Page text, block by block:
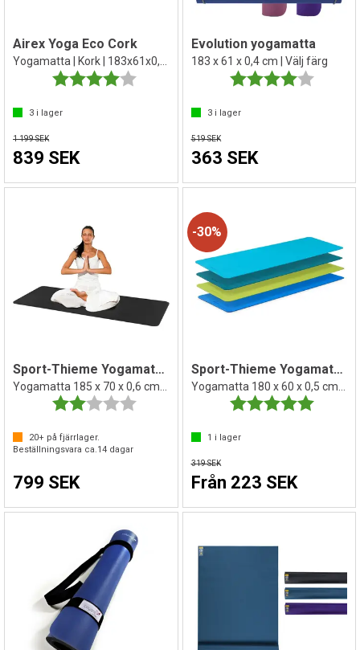
Airex Yoga Eco Cork
Betyg:
4.0 utav 5 stjärnor
3 i lager
1 199 SEK
839 SEK
Evolution yogamatta
183 x 61 x 0,4 cm | Välj färg
Betyg:
3i lager
519 SEK
363 SEK
Sport-Thieme Yogamatta Exclusive
Betyg:
2.0 utav 5 stjärnor
20+ på fjärrlager.
Beställningsvara ca.14 dagar
799 SEK
30%
Sport-Thieme Yogamatte Classic
Betyg:
1 i lager
319 SEK
Från 223 SEK